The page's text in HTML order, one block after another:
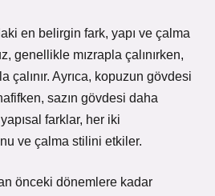
en belirgin fark, yapı ve çalma
genellikle mızrapla çalınırken,
çalınır. Ayrıca, kopuzun gövdesi
sazın gövdesi daha
farklar, her iki
ve çalma stilini etkiler.
önceki dönemlere kadar